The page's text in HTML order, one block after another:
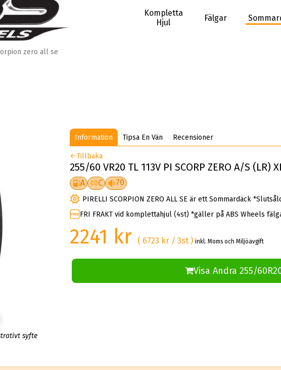
Kompletta
Hjul
Fälgar
zero all se
syfte
Information Tipsa En Vän Recensioner
Tillbaka
255/60 VR20 TL 113V PI SCORP ZERO A/S (LR)
A C 70
PIRELLI SCORPION ZERO ALL SE är ett Sommardäck
FRI FRAKT vid komplettahjul (4st) *gäller på ABS Wheels
2241 kr ( 6723 kr / 3st )inkl. Moms och Miljöavgift
Visa Andra 255/